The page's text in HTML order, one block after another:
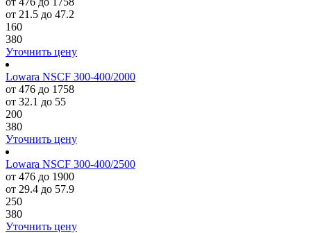
от 21.5 до 47.2
160
380
Уточнить цену
Lowara NSCF 300-400/2000
от 476 до 1758
от 32.1 до 55
200
380
Уточнить цену
Lowara NSCF 300-400/2500
от 476 до 1900
от 29.4 до 57.9
250
380
Уточнить цену